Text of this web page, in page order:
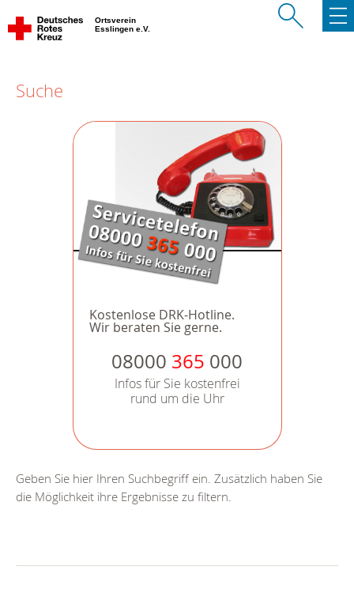
Ortsverein
Esslingen e.V.
Suche
Kostenlose DRK-Hotline.
Wir beraten Sie gerne.
08000 365 000
Infos für Sie kostenfrei
rund um die Uhr
Geben Sie hier Ihren Suchbegriff ein. Zusätzlich haben Sie
die Möglichkeit ihre Ergebnisse zu filtern.